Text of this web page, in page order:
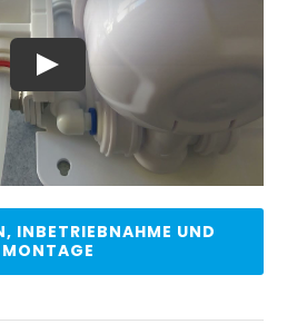
INBETRIEBNAHME UND
MONTAGE